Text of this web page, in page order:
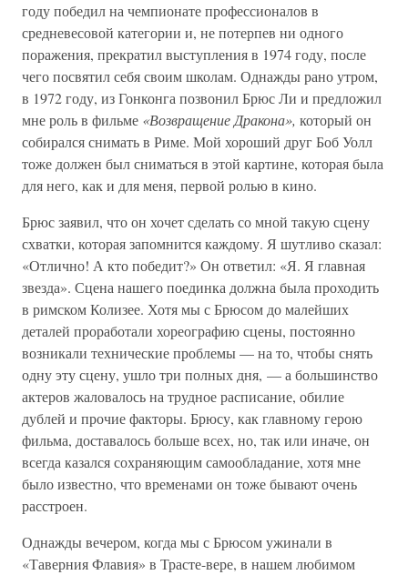
году победил на чемпионате профессионалов в
средневесовой категории и, не потерпев ни одного
поражения, прекратил выступления в 1974 году, после
чего посвятил себя своим школам. Однажды рано утром,
в 1972 году, из Гонконга позвонил Брюс Ли и предложил
мне роль в фильме «Возвращение Дракона», который он
собирался снимать в Риме. Мой хороший друг Боб Уолл
тоже должен был сниматься в этой картине, которая была
для него, как и для меня, первой ролью в кино.
Брюс заявил, что он хочет сделать со мной такую сцену
схватки, которая запомнится каждому. Я шутливо сказал:
«Отлично! А кто победит?» Он ответил: «Я. Я главная
звезда». Сцена нашего поединка должна была проходить
в римском Колизее. Хотя мы с Брюсом до малейших
деталей проработали хореографию сцены, постоянно
возникали технические проблемы — на то, чтобы снять
одну эту сцену, ушло три полных дня, — а большинство
актеров жаловалось на трудное расписание, обилие
дублей и прочие факторы. Брюсу, как главному герою
фильма, доставалось больше всех, но, так или иначе, он
всегда казался сохраняющим самообладание, хотя мне
было известно, что временами он тоже бывают очень
расстроен.
Однажды вечером, когда мы с Брюсом ужинали в
«Таверния Флавия» в Трасте-вере, в нашем любимом